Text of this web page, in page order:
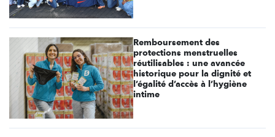
Remboursement des
protections menstruelles
réutilisables : une avancée
historique pour la dignité et
l’égalité d’accès à l’hygiène
intime